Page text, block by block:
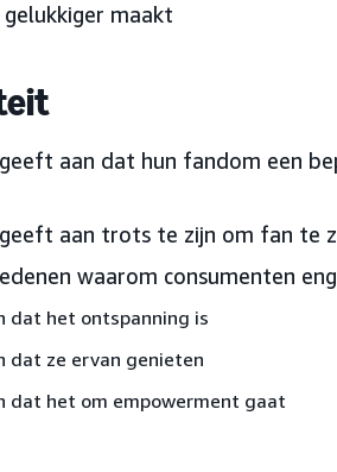
maakt
aan dat hun fandom een
aan trots te zijn om fan te
waarom consumenten
dat het ontspanning is
dat ze ervan genieten
dat het om empowerment gaat